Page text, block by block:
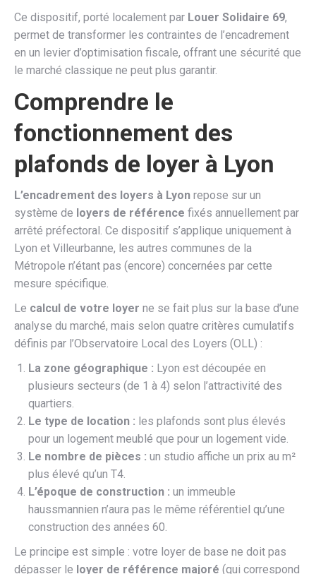
Ce dispositif, porté localement par Louer Solidaire 69,
permet de transformer les contraintes de l’encadrement
en un levier d’optimisation fiscale, offrant une sécurité que
le marché classique ne peut plus garantir.
Comprendre le
fonctionnement des
plafonds de loyer à Lyon
L’encadrement des loyers à Lyon repose sur un
système de loyers de référence fixés annuellement par
arrêté préfectoral. Ce dispositif s’applique uniquement à
Lyon et Villeurbanne, les autres communes de la
Métropole n’étant pas (encore) concernées par cette
mesure spécifique.
Le calcul de votre loyer ne se fait plus sur la base d’une
analyse du marché, mais selon quatre critères cumulatifs
définis par l’Observatoire Local des Loyers (OLL) :
La zone géographique : Lyon est découpée en
plusieurs secteurs (de 1 à 4) selon l’attractivité des
quartiers.
Le type de location : les plafonds sont plus élevés
pour un logement meublé que pour un logement vide.
Le nombre de pièces : un studio affiche un prix au m²
plus élevé qu’un T4.
L’époque de construction : un immeuble
haussmannien n’aura pas le même référentiel qu’une
construction des années 60.
Le principe est simple : votre loyer de base ne doit pas
dépasser le loyer de référence majoré (qui correspond